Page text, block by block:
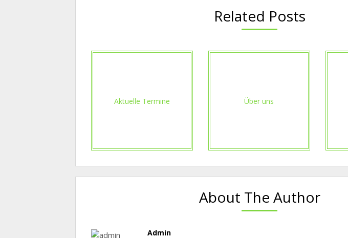
Related Posts
Aktuelle Termine Über uns
About The Author
Admin